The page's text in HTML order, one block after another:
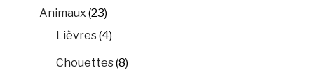
Animaux (23)
Lièvres(4)
Chouettes(8)